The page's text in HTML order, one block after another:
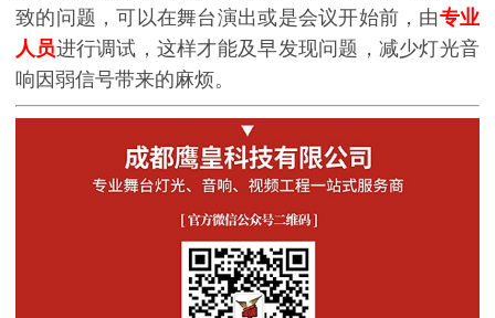
致的问题，可以在舞台演出或是会议开始前，由专业
人员进行调试，这样才能及早发现问题，减少灯光音
响因弱信号带来的麻烦。